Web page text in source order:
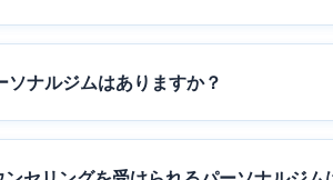
ナルジムはありますか？